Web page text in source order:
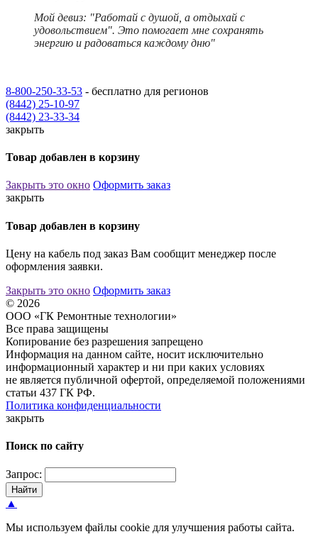
Мой девиз: "Работай с душой, а отдыхай с
удовольствием". Это помогает мне сохранять
энергию и радоваться каждому дню"
8-800-250-33-53 - бесплатно для регионов
(8442) 25-10-97
(8442) 23-33-34
закрыть
Товар добавлен в корзину
Закрыть это окно Оформить заказ
закрыть
Товар добавлен в корзину
Цену на кабель под заказ Вам сообщит менеджер после
оформления заявки.
Закрыть это окно Оформить заказ
© 2026
ООО «ГК Ремонтные технологии»
Все права защищены
Копирование без разрешения запрещено
Информация на данном сайте, носит исключительно
информационный характер и ни при каких условиях
не является публичной офертой, определяемой положениями
статьи 437 ГК РФ.
Политика конфиденциальности
закрыть
Поиск по сайту
Запрос:
Найти
▲
Мы используем файлы cookie для улучшения работы сайта.